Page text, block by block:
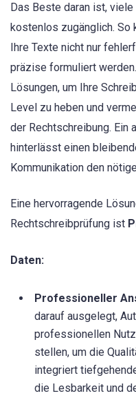
Das Beste daran ist,
kostenlos zugänglich. So
Ihre Texte nicht nur
präzise formuliert
Lösungen, um Ihre
Level zu heben und
der Rechtschreibung. Ein
hinterlässt einen
Kommunikation den
Eine hervorragende
Rechtschreibprüfung ist
Daten:
Professioneller
darauf ausgelegt,
professionellen
stellen, um die
integriert
die Lesbarkeit und